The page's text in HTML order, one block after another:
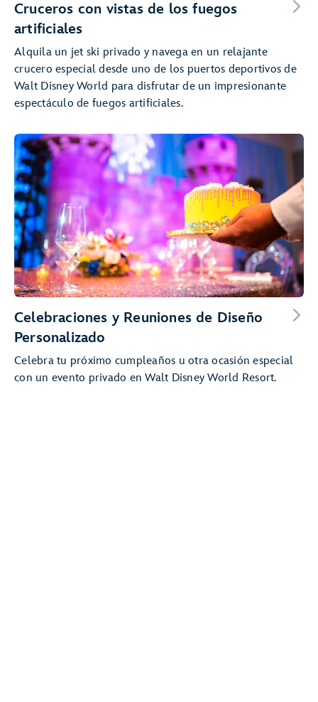
Cruceros con vistas de los fuegos
artificiales
Alquila un jet ski privado y navega en un relajante
crucero especial desde uno de los puertos deportivos de
Walt Disney World para disfrutar de un impresionante
espectáculo de fuegos artificiales.
Celebraciones y Reuniones de Diseño
Personalizado
Celebra tu próximo cumpleaños u otra ocasión especial
con un evento privado en Walt Disney World Resort.